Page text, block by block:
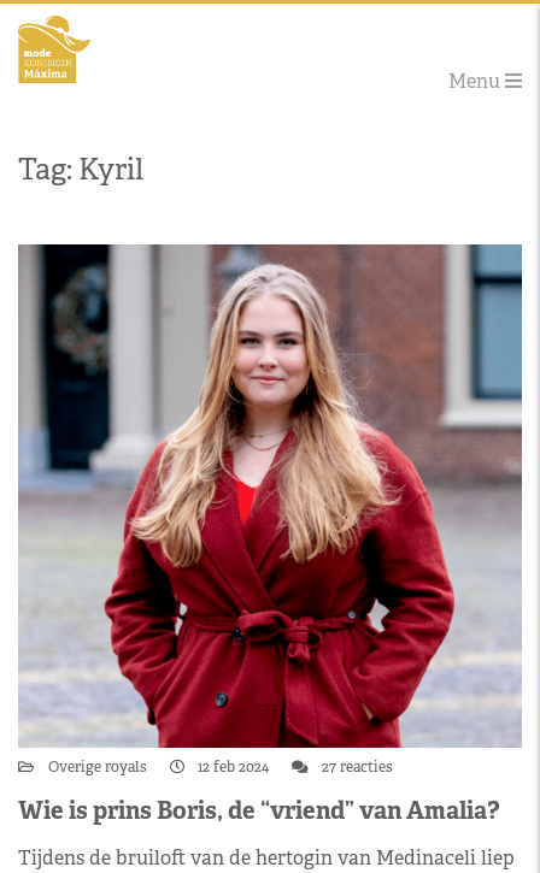
Menu
Tag: Kyril
Overige royals 12 feb 2024 27 reacties
Wie is prins Boris, de “vriend” van Amalia?
Tijdens de bruiloft van de hertogin van Medinaceli liep